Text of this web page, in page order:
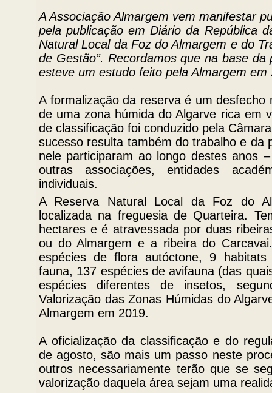
A Associação Almargem vem manifestar
pela publicação em Diário da República
Natural Local da Foz do Almargem e do
de Gestão”. Recordamos que na base
esteve um estudo feito pela Almargem em
A formalização da reserva é um desfecho
de uma zona húmida do Algarve rica em
de classificação foi conduzido pela
sucesso resulta também do trabalho e da
nele participaram ao longo destes anos
outras associações, entidades
individuais.
A Reserva Natural Local da Foz do
localizada na freguesia de Quarteira.
hectares e é atravessada por duas
ou do Almargem e a ribeira do
espécies de flora autóctone, 9
fauna, 137 espécies de avifauna (das
espécies diferentes de insetos,
Valorização das Zonas Húmidas do
Almargem em 2019.
A oficialização da classificação e do
de agosto, são mais um passo neste
outros necessariamente terão que se
valorização daquela área sejam uma